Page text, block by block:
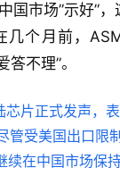
国市场”示好”
几个月前，
答不理”。